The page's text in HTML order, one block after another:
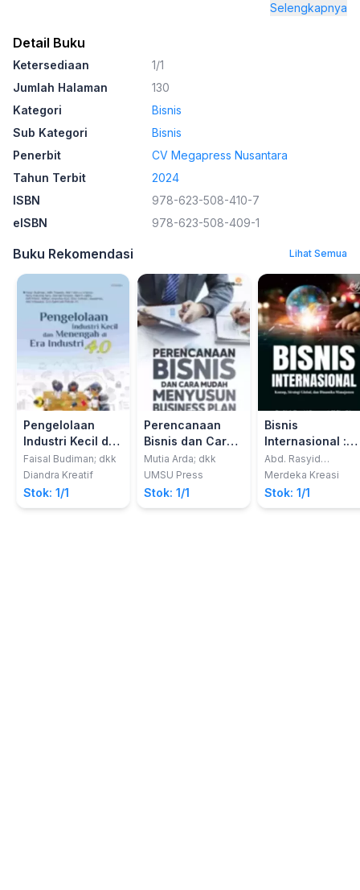
Selengkapnya
Detail Buku
Ketersediaan
1/1
Jumlah Halaman
130
Kategori
Bisnis
Sub Kategori
Bisnis
Penerbit
CV Megapress Nusantara
Tahun Terbit
2024
ISBN
978-623-508-410-7
eISBN
978-623-508-409-1
Buku Rekomendasi Lihat Semua
Pengelolaan
Industri Kecil dan
Menengah di Era
Industri 4.0
Faisal Budiman; dkk
Diandra Kreatif
Stok: 1/1
Perencanaan
Bisnis dan Cara
Mudah
Menyusun
Business Plan
Mutia Arda; dkk
UMSU Press
Stok: 1/1
Bisnis
Internasional :
Konsep, Strategi
Global, Dan
Dinamika
Manajemen
Abd. Rasyid
Syamsuri; dkk
Merdeka Kreasi
Stok: 1/1